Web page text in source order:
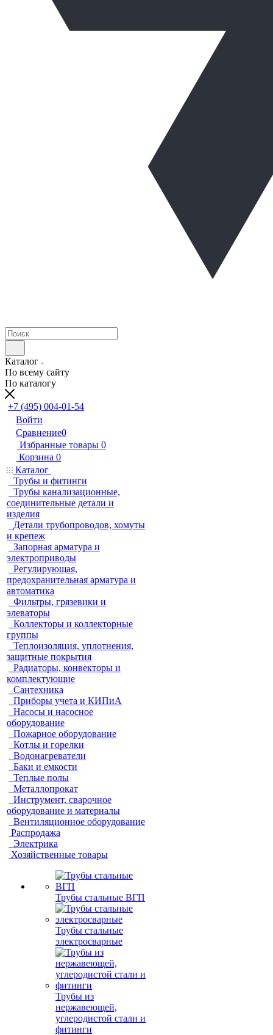
Каталог
По всему сайту
По каталогу
+7 (495) 004-01-54
Войти
Сравнение0
Избранные товары 0
Корзина 0
Каталог
Трубы и фитинги
Трубы канализационные,
соединительные детали и
изделия
Детали трубопроводов, хомуты
и крепеж
Запорная арматура и
электроприводы
Регулирующая,
предохранительная арматура и
автоматика
Фильтры, грязевики и
элеваторы
Коллекторы и коллекторные
группы
Теплоизоляция, уплотнения,
защитные покрытия
Радиаторы, конвекторы и
комплектующие
Сантехника
Приборы учета и КИПиА
Насосы и насосное
оборудование
Пожарное оборудование
Котлы и горелки
Водонагреватели
Баки и емкости
Теплые полы
Металлопрокат
Инструмент, сварочное
оборудование и материалы
Вентиляционное оборудование
Распродажа
Электрика
Хозяйственные товары
Трубы стальные ВГП
Трубы стальные
электросварные
Трубы из
нержавеющей,
углеродистой стали и
фитинги